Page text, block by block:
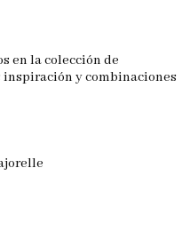
en la colección de
y combinaciones